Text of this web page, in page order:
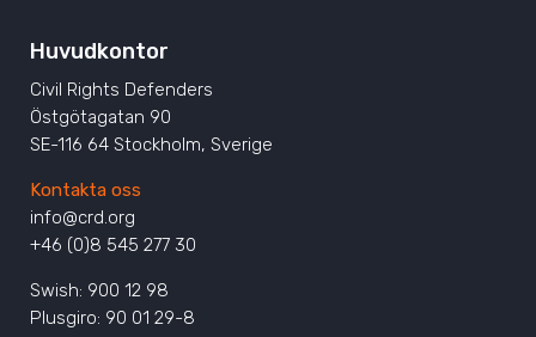
Huvudkontor
Civil Rights Defenders
Östgötagatan 90
SE-116 64 Stockholm, Sverige
Kontakta oss
info@crd.org
+46 (0)8 545 277 30
Swish: 900 12 98
Plusgiro: 90 01 29-8